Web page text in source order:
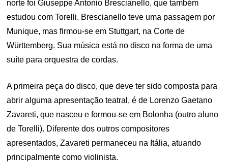
norte foi Giuseppe Antonio Brescianello, que também
estudou com Torelli. Brescianello teve uma passagem por
Munique, mas firmou-se em Stuttgart, na Corte de
Württemberg. Sua música está no disco na forma de uma
suíte para orquestra de cordas.
A primeira peça do disco, que deve ter sido composta para
abrir alguma apresentação teatral, é de Lorenzo Gaetano
Zavareti, que nasceu e formou-se em Bolonha (outro aluno
de Torelli). Diferente dos outros compositores
apresentados, Zavareti permaneceu na Itália, atuando
principalmente como violinista.